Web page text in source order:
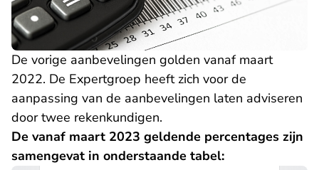
De vorige aanbevelingen golden vanaf maart
2022. De Expertgroep heeft zich voor de
aanpassing van de aanbevelingen laten adviseren
door twee rekenkundigen.
De vanaf maart 2023 geldende percentages zijn
samengevat in onderstaande tabel: